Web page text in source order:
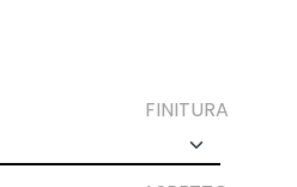
FINITURA